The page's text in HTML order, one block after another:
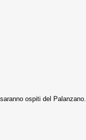
ospiti del Palanzano.